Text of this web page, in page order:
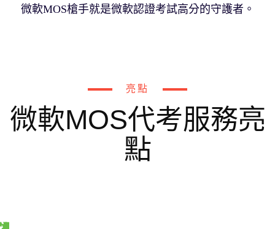
微軟MOS槍手就是微軟認證考試高分的守護者。
亮點
微軟MOS代考服務亮
點